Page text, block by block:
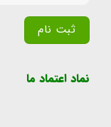
نماد اعتماد ما